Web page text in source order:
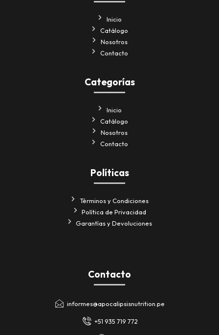
Inicio
Catálogo
Nosotros
Contacto
Categorías
Inicio
Catálogo
Nosotros
Contacto
Políticas
Términos y Condiciones
Política de Privacidad
Garantías y Devoluciones
Contacto
informes@apocalipsisnutrition.pe
+51 935 719 772